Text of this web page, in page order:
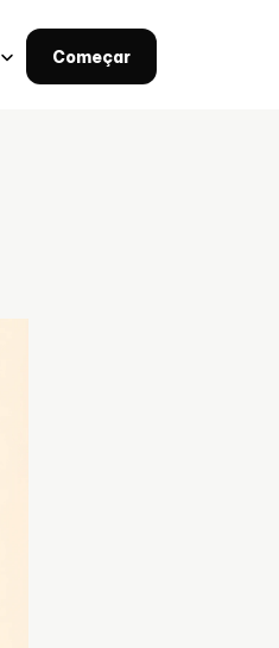
Começar